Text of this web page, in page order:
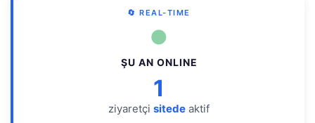
🔄 REAL-TIME
●
ŞU AN ONLINE
1
ziyaretçi sitede aktif